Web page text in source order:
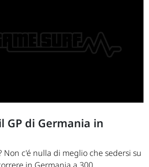
GP di Germania in
Non c'é nulla di meglio che sedersi su